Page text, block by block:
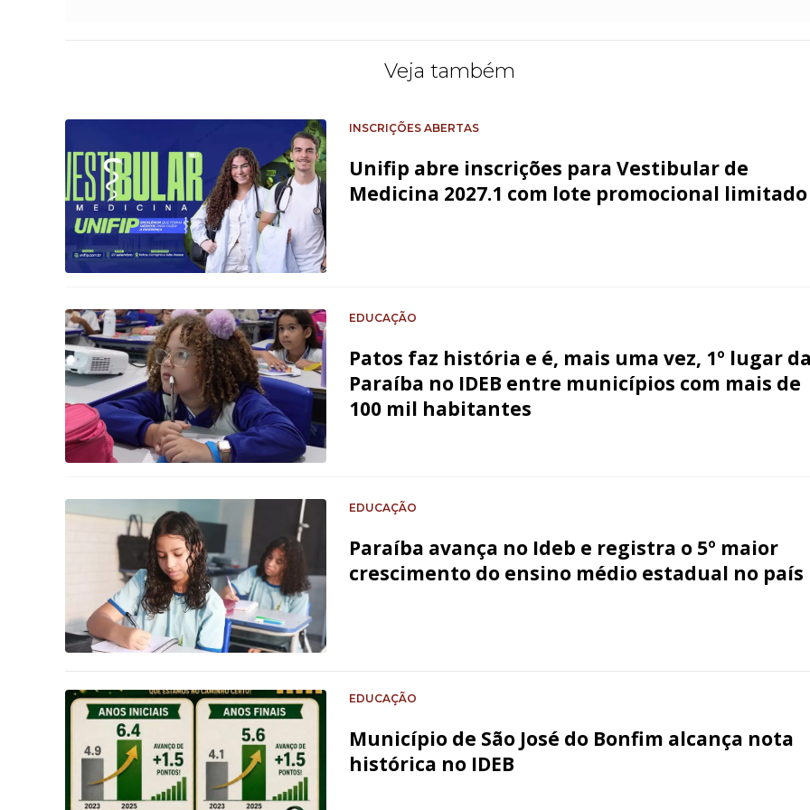
Veja também
INSCRIÇÕES ABERTAS
Unifip abre inscrições para Vestibular de
Medicina 2027.1 com lote promocional limitado
EDUCAÇÃO
Patos faz história e é, mais uma vez, 1º lugar
Paraíba no IDEB entre municípios com mais de
100 mil habitantes
EDUCAÇÃO
Paraíba avança no Ideb e registra o 5º maior
crescimento do ensino médio estadual no país
EDUCAÇÃO
Município de São José do Bonfim alcança nota
histórica no IDEB